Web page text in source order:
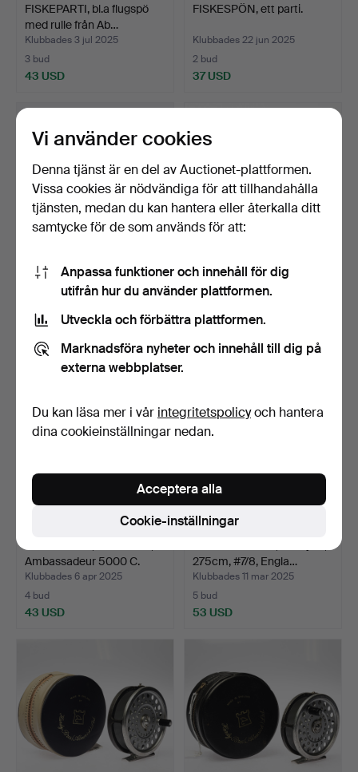
FISKEPARTI, bl.a flugspö
med rulle från Ab…
Klubbades 3 jul 2025
3 bud
43 USD
FISKESPÖN, ett parti.
Klubbades 22 jun 2025
2 bud
37 USD
FISKEUTRUSTNING, ett
parti bl.a wobblers, …
5 bud
53 USD
FISKESPÖN, ett parti bl.a
Abu, Daiwa m.fl.
2 bud
37 USD
Ambassadeur 5000 C.
Klubbades 6 apr 2025
4 bud
43 USD
275cm, #7/8, Engla…
Klubbades 11 mar 2025
5 bud
53 USD
Vi använder cookies
Denna tjänst är en del av Auctionet-plattformen.
Vissa cookies är nödvändiga för att tillhandahålla
tjänsten, medan du kan hantera eller återkalla ditt
samtycke för de som används för att:
Anpassa funktioner och innehåll för dig
utifrån hur du använder plattformen.
Utveckla och förbättra plattformen.
Marknadsföra nyheter och innehåll till dig på
externa webbplatser.
Du kan läsa mer i vår integritetspolicyoch hantera
dina cookieinställningar nedan.
Cookie-inställningar
Acceptera alla